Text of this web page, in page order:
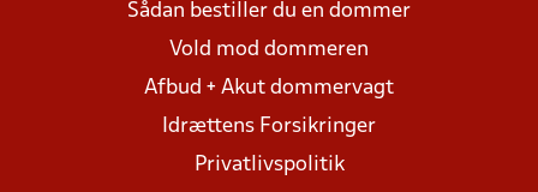
Sådan bestiller du en dommer
Vold mod dommeren
Afbud + Akut dommervagt
Idrættens Forsikringer
Privatlivspolitik